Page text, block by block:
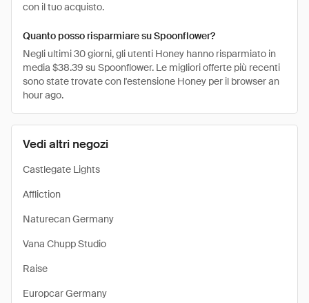
Vedi altri negozi
Castlegate Lights
Affliction
Naturecan Germany
Vana Chupp Studio
Raise
Europcar Germany
con il tuo acquisto.
Quanto posso risparmiare su Spoonflower?
Negli ultimi 30 giorni, gli utenti Honey hanno risparmiato in
media $38.39 su Spoonflower. Le migliori offerte più recenti
sono state trovate con l'estensione Honey per il browser an
hour ago.